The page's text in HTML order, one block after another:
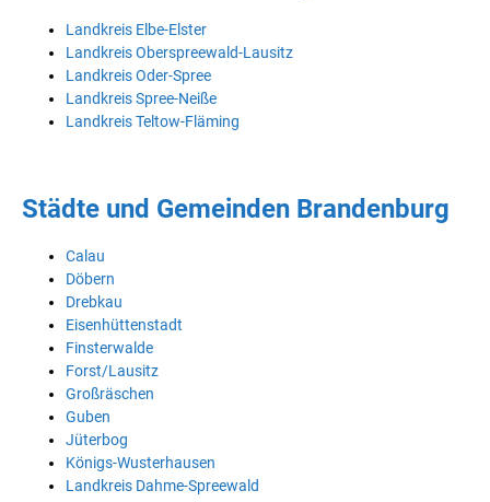
Landkreis Elbe-Elster
Landkreis Oberspreewald-Lausitz
Landkreis Oder-Spree
Landkreis Spree-Neiße
Landkreis Teltow-Fläming
Städte und Gemeinden Brandenburg
Calau
Döbern
Drebkau
Eisenhüttenstadt
Finsterwalde
Forst/Lausitz
Großräschen
Guben
Jüterbog
Königs-Wusterhausen
Landkreis Dahme-Spreewald